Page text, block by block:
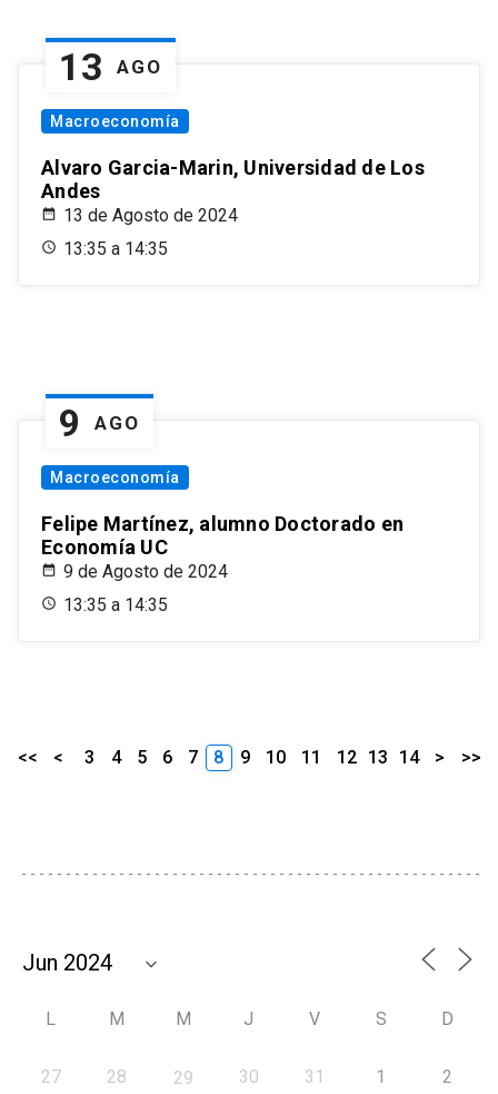
13 AGO
Macroeconomía
Alvaro Garcia-Marin, Universidad de Los
Andes
13 de Agosto de 2024
13:35 a 14:35
9 AGO
Macroeconomía
Felipe Martínez, alumno Doctorado en
Economía UC
9 de Agosto de 2024
13:35 a 14:35
<< < 3 4 5 6 7 8 9 10 11 12 13 14 > >>
L M M J V S D
27 28 29 30 31 1 2